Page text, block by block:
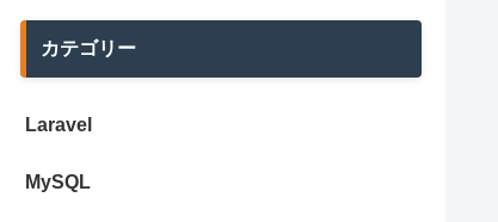
カテゴリー
Laravel
MySQL